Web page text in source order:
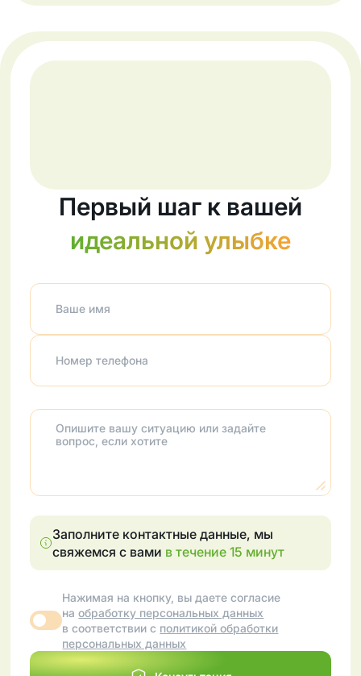
Первый шаг к вашей
идеальной улыбке
Ваше имя
Номер телефона
Опишите вашу ситуацию или задайте
вопрос, если хотите
Заполните контактные данные, мы
свяжемся с вами в течение 15 минут
Нажимая на кнопку, вы даете согласие
наобработку персональных данных
в соответствии с политикой обработки
персональных данных